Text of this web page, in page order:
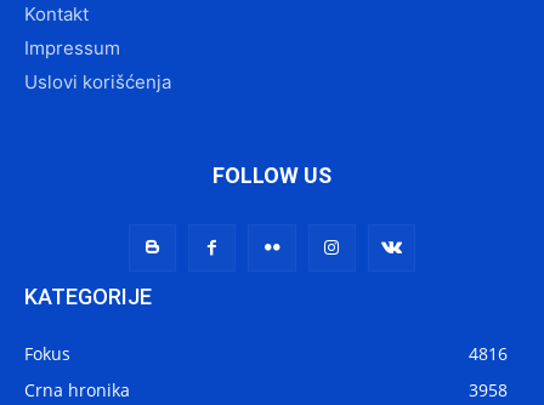
Kontakt
Impressum
Uslovi korišćenja
FOLLOW US
KATEGORIJE
Fokus
4816
Crna hronika
3958